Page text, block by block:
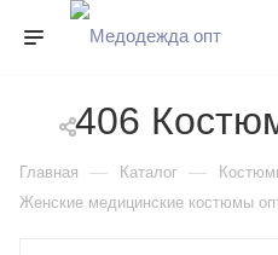
406
Главная — Каталог —
Женские медицинские костюмы